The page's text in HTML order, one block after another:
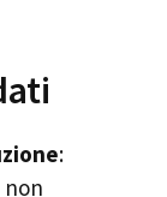
:
non